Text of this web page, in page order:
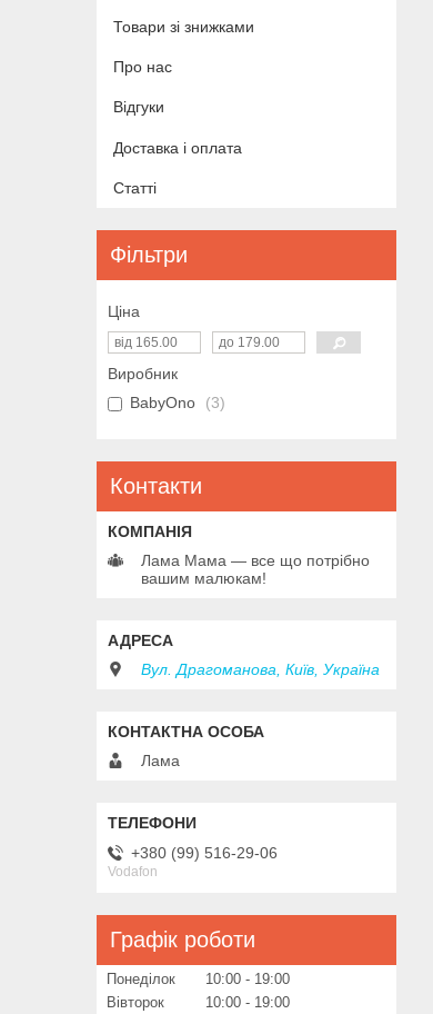
Товари зі знижками
Про нас
Відгуки
Доставка і оплата
Статті
Фільтри
Ціна
Виробник
BabyOno
3
Контакти
Лама Мама — все що потрібно
вашим малюкам!
Вул. Драгоманова, Київ, Україна
Лама
+380 (99) 516-29-06
Vodafon
Графік роботи
Понеділок 10:00
19:00
Вівторок
10:00
19:00